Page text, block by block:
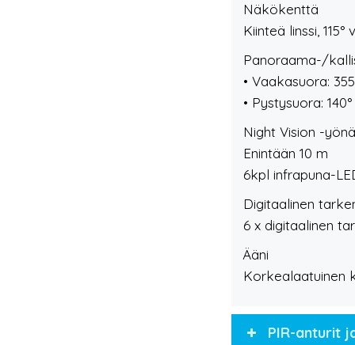
Näkökenttä
Kiinteä linssi, 115°
Panoraama-/
• Vaakasuora:
• Pystysuora: 140°
Night Vision -
Enintään 10 m
6kpl infrapuna-
Digitaalinen
6 x digitaalinen
Ääni
Korkealaatuinen
PIR-anturit